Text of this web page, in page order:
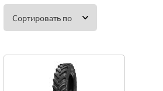
Сортировать по